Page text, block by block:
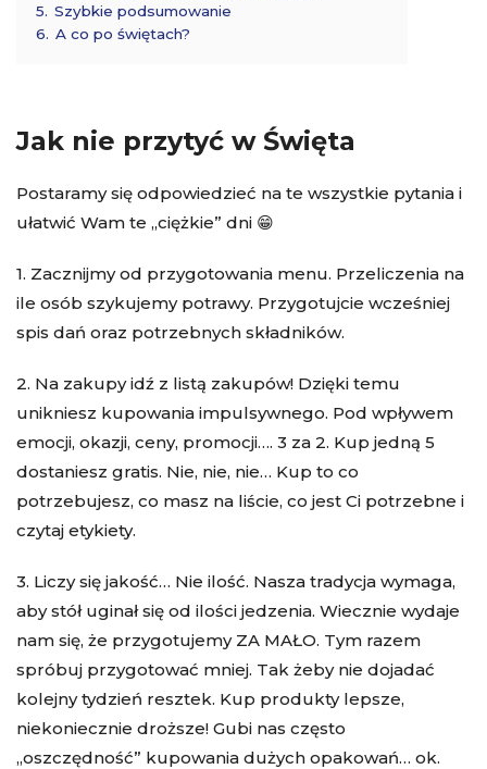
5. Szybkie podsumowanie
6. A co po świętach?
Jak nie przytyć w Święta
Postaramy się odpowiedzieć na te wszystkie pytania i
ułatwić Wam te „ciężkie” dni 😁
1. Zacznijmy od przygotowania menu. Przeliczenia na
ile osób szykujemy potrawy. Przygotujcie wcześniej
spis dań oraz potrzebnych składników.
2. Na zakupy idź z listą zakupów! Dzięki temu
unikniesz kupowania impulsywnego. Pod wpływem
emocji, okazji, ceny, promocji…. 3 za 2. Kup jedną 5
dostaniesz gratis. Nie, nie, nie… Kup to co
potrzebujesz, co masz na liście, co jest Ci potrzebne i
czytaj etykiety.
3. Liczy się jakość… Nie ilość. Nasza tradycja wymaga,
aby stół uginał się od ilości jedzenia. Wiecznie wydaje
nam się, że przygotujemy ZA MAŁO. Tym razem
spróbuj przygotować mniej. Tak żeby nie dojadać
kolejny tydzień resztek. Kup produkty lepsze,
niekoniecznie droższe! Gubi nas często
„oszczędność” kupowania dużych opakowań… ok.